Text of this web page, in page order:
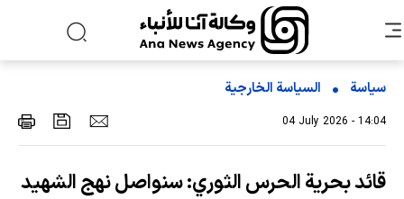
سياسة السیاسة الخارجیة
04 July 2026 - 14:04
قائد بحریة الحرس الثوري: سنواصل نهج الشهید